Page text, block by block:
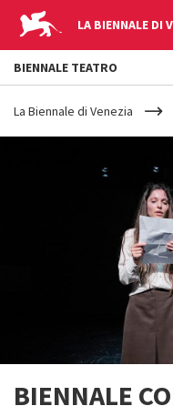
LA BIENNALE DI
YOUR
ARE
HERE
La Biennale di Venezia
BIENNALE
BIENNALE TEATRO